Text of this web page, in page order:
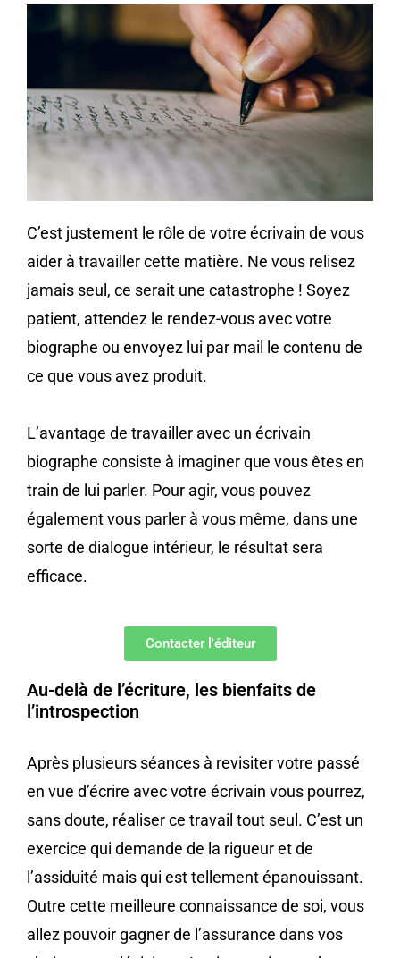
C’est justement le rôle de votre écrivain de vous
aider à travailler cette matière. Ne vous relisez
jamais seul, ce serait une catastrophe ! Soyez
patient, attendez le rendez-vous avec votre
biographe ou envoyez lui par mail le contenu de
ce que vous avez produit.
L’avantage de travailler avec un écrivain
biographe consiste à imaginer que vous êtes en
train de lui parler. Pour agir, vous pouvez
également vous parler à vous même, dans une
sorte de dialogue intérieur, le résultat sera
efficace.
Contacter l'éditeur
Au-delà de l’écriture, les bienfaits de
l’introspection
Après plusieurs séances à revisiter votre passé
en vue d’écrire avec votre écrivain vous pourrez,
sans doute, réaliser ce travail tout seul. C’est un
exercice qui demande de la rigueur et de
l’assiduité mais qui est tellement épanouissant.
Outre cette meilleure connaissance de soi, vous
allez pouvoir gagner de l’assurance dans vos